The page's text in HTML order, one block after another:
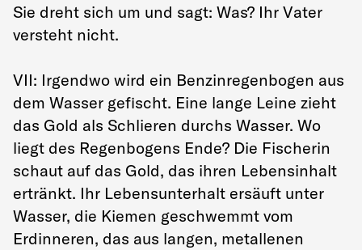
Sie dreht sich um und sagt: Was? Ihr Vater
versteht nicht.
VII: Irgendwo wird ein Benzinregenbogen aus
dem Wasser gefischt. Eine lange Leine zieht
das Gold als Schlieren durchs Wasser. Wo
liegt des Regenbogens Ende? Die Fischerin
schaut auf das Gold, das ihren Lebensinhalt
ertränkt. Ihr Lebensunterhalt ersäuft unter
Wasser, die Kiemen geschwemmt vom
Erdinneren, das aus langen, metallenen